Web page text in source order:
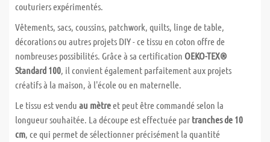
couturiers expérimentés.
Vêtements, sacs, coussins, patchwork, quilts, linge de table,
décorations ou autres projets DIY - ce tissu en coton offre de
nombreuses possibilités. Grâce à sa certification OEKO-TEX®
Standard 100, il convient également parfaitement aux projets
créatifs à la maison, à l'école ou en maternelle.
Le tissu est vendu au mètreet peut être commandé selon la
longueur souhaitée. La découpe est effectuée par tranches de 10
cm, ce qui permet de sélectionner précisément la quantité